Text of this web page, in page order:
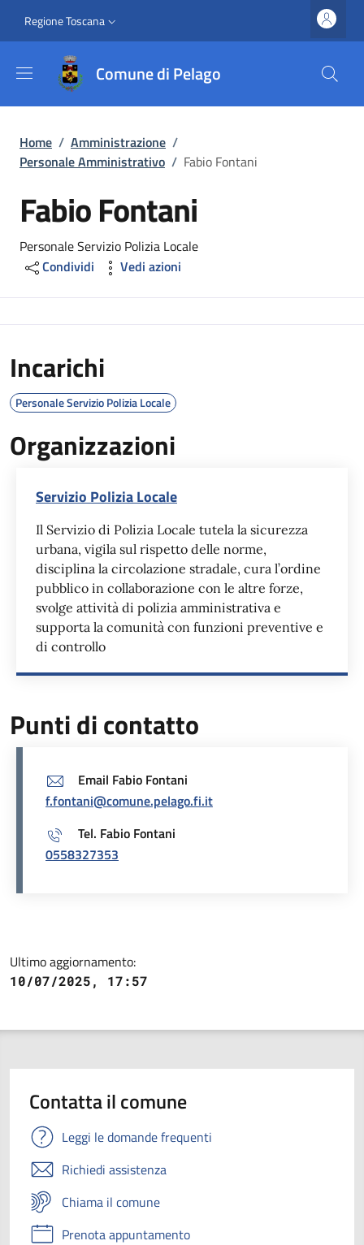
Slim top
Regione Toscana
Comune di Pelago
Briciole di pane
Home / Amministrazione /
Personale Amministrativo / Fabio Fontani
Fabio Fontani
Personale Servizio Polizia Locale
Condividi
Vedi azioni
Incarichi
Personale Servizio Polizia Locale
Organizzazioni
Servizio Polizia Locale
Il Servizio di Polizia Locale tutela la sicurezza
urbana, vigila sul rispetto delle norme,
disciplina la circolazione stradale, cura l’ordine
pubblico in collaborazione con le altre forze,
svolge attività di polizia amministrativa e
supporta la comunità con funzioni preventive e
di controllo
Punti di contatto
Email Fabio Fontani
f.fontani@comune.pelago.fi.it
Tel. Fabio Fontani
0558327353
Ultimo aggiornamento:
10/07/2025, 17:57
Contatta il comune
Leggi le domande frequenti
Richiedi assistenza
Chiama il comune
Prenota appuntamento